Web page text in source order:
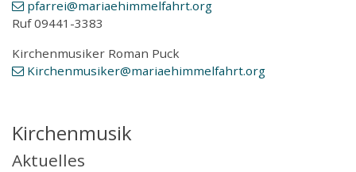
pfarrei@mariaehimmelfahrt.org
Ruf 09441-3383
Kirchenmusiker Roman Puck
Kirchenmusiker@mariaehimmelfahrt.org
Kirchenmusik
Aktuelles